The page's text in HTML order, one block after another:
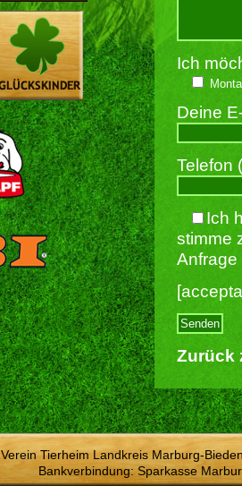
Ich
Deine
Telefon
Ich
stimme
Zurück
Verein Tierheim Landkreis Marburg-
Bankverbindung: Sparkasse